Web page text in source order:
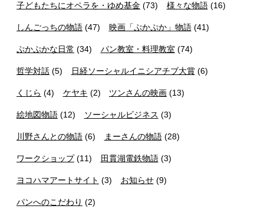
子どもたちにオペラを・ゆめ基金 (73) 様々な物語(16)
しんごっちの物語 (47) 映画「ぷかぷか」物語(41)
ぷかぷかな日常 (34) パン教室・料理教室 (74)
哲学対話 (5) 日経ソーシャルイニシアチブ大賞(6)
くじら (4) ケヤキ (2) ツンさんの映画 (13)
絵地図物語 (12) ソーシャルビジネス (3)
川野さんとの物語 (6) まーさんの物語(28)
ワークショップ(11) 田貫湖電鉄物語(3)
ヨコハマアートサイト (3) お知らせ(9)
パンへのこだわり (2)